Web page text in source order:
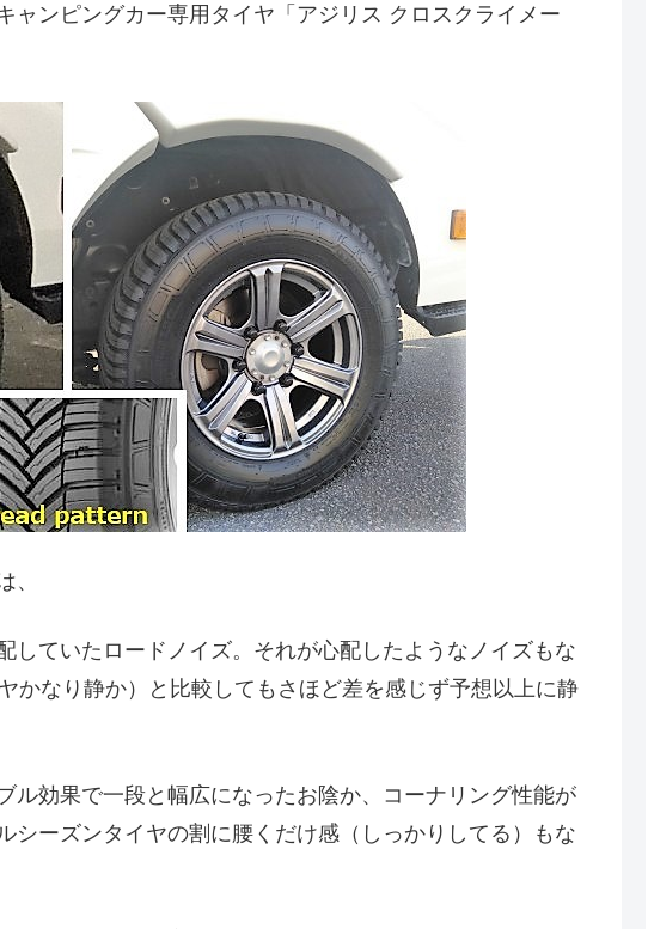
ャンピングカー専用タイヤ「アジリス クロスクライメー
、
していたロードノイズ。それが心配したようなノイズもな
かなり静か）と比較してもさほど差を感じず予想以上に静
ル効果で一段と幅広になったお陰か、コーナリング性能が
シーズンタイヤの割に腰くだけ感（しっかりしてる）もな